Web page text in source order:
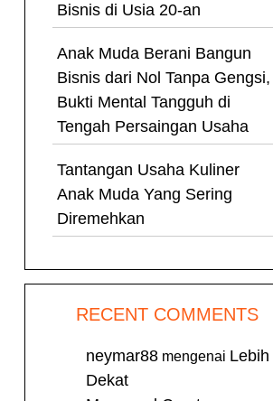
Bisnis di Usia 20-an
Anak Muda Berani Bangun
Bisnis dari Nol Tanpa Gengsi,
Bukti Mental Tangguh di
Tengah Persaingan Usaha
Tantangan Usaha Kuliner
Anak Muda Yang Sering
Diremehkan
RECENT COMMENTS
neymar88 mengenai Lebih
Dekat